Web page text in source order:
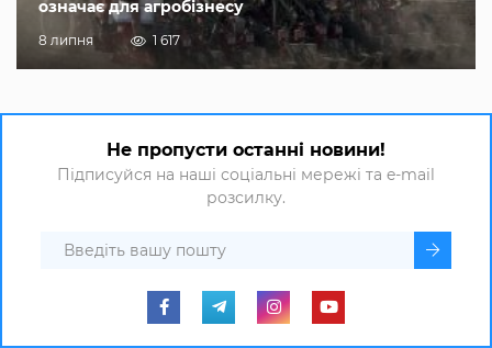
означає для агробізнесу
8 липня 1 617
Не пропусти останні новини!
Підписуйся на наші соціальні мережі та e-mail
розсилку.